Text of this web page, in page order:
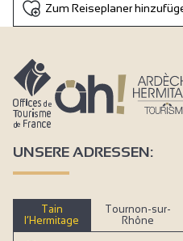
Zum Reiseplaner
UNSERE ADRESSEN:
Tain
l’Hermitage
Tournon-sur-
Rhône